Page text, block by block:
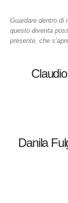
Guardare dentro di
questo diventa
presente, che
Danila